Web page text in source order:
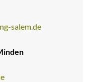
salem.de